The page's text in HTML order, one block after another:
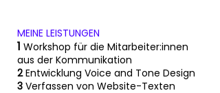
MEINE LEISTUNGEN
1 Workshop für die Mitarbeiter:innen
aus der Kommunikation
2Entwicklung Voice and Tone Design
3 Verfassen von Website-Texten